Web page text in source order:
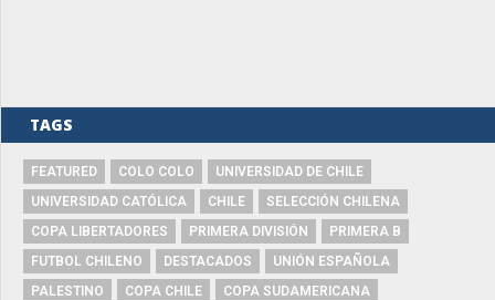
TAGS
FEATURED COLO COLO
UNIVERSIDAD DE CHILE
UNIVERSIDAD CATÓLICA
CHILE
SELECCIÓN CHILENA
COPA LIBERTADORES
PRIMERA DIVISIÓN
PRIMERA B
FUTBOL CHILENO
DESTACADOS
UNIÓN ESPAÑOLA
PALESTINO
COPA CHILE
COPA SUDAMERICANA